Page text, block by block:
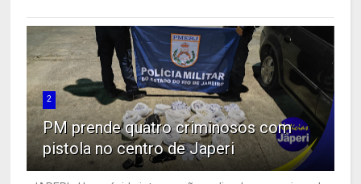
2
PM prende quatro criminosos com
pistola no centro de Japeri